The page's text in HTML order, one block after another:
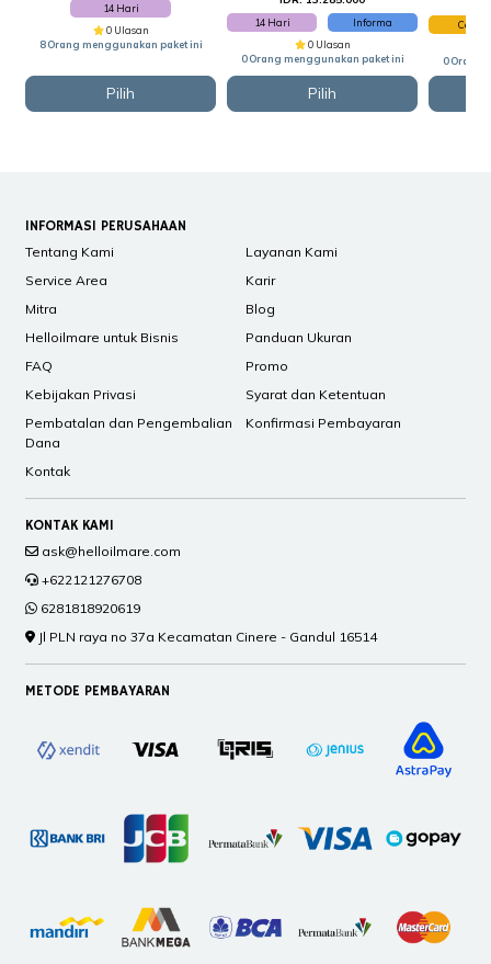
14 Hari
0 Ulasan
8 Orang menggunakan paket ini
Pilih
14 Hari
Informa
0 Ulasan
0 Orang menggunakan paket ini
Pilih
Cellini
0 Orang
INFORMASI PERUSAHAAN
Tentang Kami
Layanan Kami
Service Area
Karir
Mitra
Blog
Helloilmare untuk Bisnis
Panduan Ukuran
FAQ
Promo
Kebijakan Privasi
Syarat dan Ketentuan
Pembatalan dan Pengembalian
Dana
Konfirmasi Pembayaran
Kontak
KONTAK KAMI
ask@helloilmare.com
+622121276708
6281818920619
Jl PLN raya no 37a Kecamatan Cinere - Gandul 16514
METODE PEMBAYARAN